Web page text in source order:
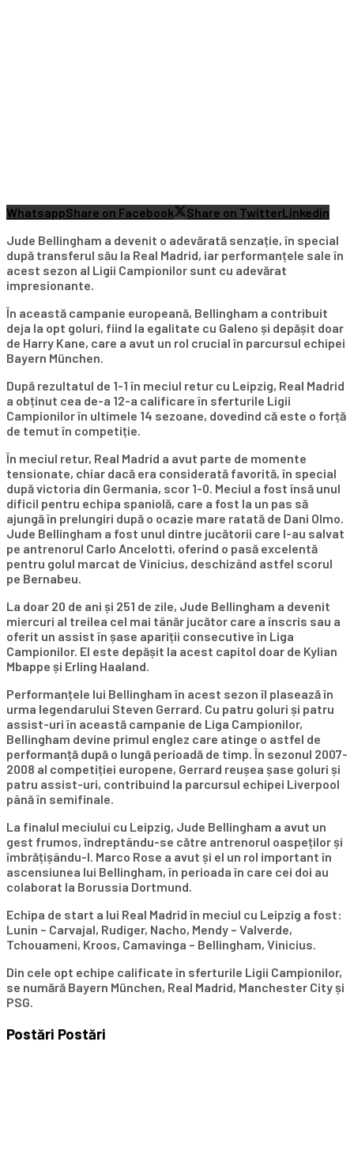
WhatsappShare on Facebook Share on TwitterLinkedin
Jude Bellingham a devenit o adevărată senzație, în special
după transferul său la Real Madrid, iar performanțele sale în
acest sezon al Ligii Campionilor sunt cu adevărat
impresionante.
În această campanie europeană, Bellingham a contribuit
deja la opt goluri, fiind la egalitate cu Galeno și depășit doar
de Harry Kane, care a avut un rol crucial în parcursul echipei
Bayern München.
După rezultatul de 1-1 în meciul retur cu Leipzig, Real Madrid
a obținut cea de-a 12-a calificare în sferturile Ligii
Campionilor în ultimele 14 sezoane, dovedind că este o forță
de temut în competiție.
În meciul retur, Real Madrid a avut parte de momente
tensionate, chiar dacă era considerată favorită, în special
după victoria din Germania, scor 1-0. Meciul a fost însă unul
dificil pentru echipa spaniolă, care a fost la un pas să
ajungă în prelungiri după o ocazie mare ratată de Dani Olmo.
Jude Bellingham a fost unul dintre jucătorii care l-au salvat
pe antrenorul Carlo Ancelotti, oferind o pasă excelentă
pentru golul marcat de Vinicius, deschizând astfel scorul
pe Bernabeu.
La doar 20 de ani și 251 de zile, Jude Bellingham a devenit
miercuri al treilea cel mai tânăr jucător care a înscris sau a
oferit un assist în șase apariții consecutive în Liga
Campionilor. El este depășit la acest capitol doar de Kylian
Mbappe și Erling Haaland.
Performanțele lui Bellingham în acest sezon îl plasează în
urma legendarului Steven Gerrard. Cu patru goluri și patru
assist-uri în această campanie de Liga Campionilor,
Bellingham devine primul englez care atinge o astfel de
performanță după o lungă perioadă de timp. În sezonul 2007-
2008 al competiției europene, Gerrard reușea șase goluri și
patru assist-uri, contribuind la parcursul echipei Liverpool
până în semifinale.
La finalul meciului cu Leipzig, Jude Bellingham a avut un
gest frumos, îndreptându-se către antrenorul oaspeților și
îmbrățișându-l. Marco Rose a avut și el un rol important în
ascensiunea lui Bellingham, în perioada în care cei doi au
colaborat la Borussia Dortmund.
Echipa de start a lui Real Madrid în meciul cu Leipzig a fost:
Lunin – Carvajal, Rudiger, Nacho, Mendy – Valverde,
Tchouameni, Kroos, Camavinga – Bellingham, Vinicius.
Din cele opt echipe calificate în sferturile Ligii Campionilor,
se numără Bayern München, Real Madrid, Manchester City și
PSG.
Postări Postări